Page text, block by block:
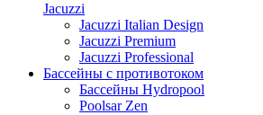
Jacuzzi
Jacuzzi Italian Design
Jacuzzi Premium
Jacuzzi Professional
Бассейны с противотоком
Бассейны Hydropool
Poolsar Zen